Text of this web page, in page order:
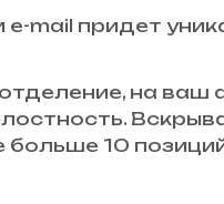
mail придет
на
10